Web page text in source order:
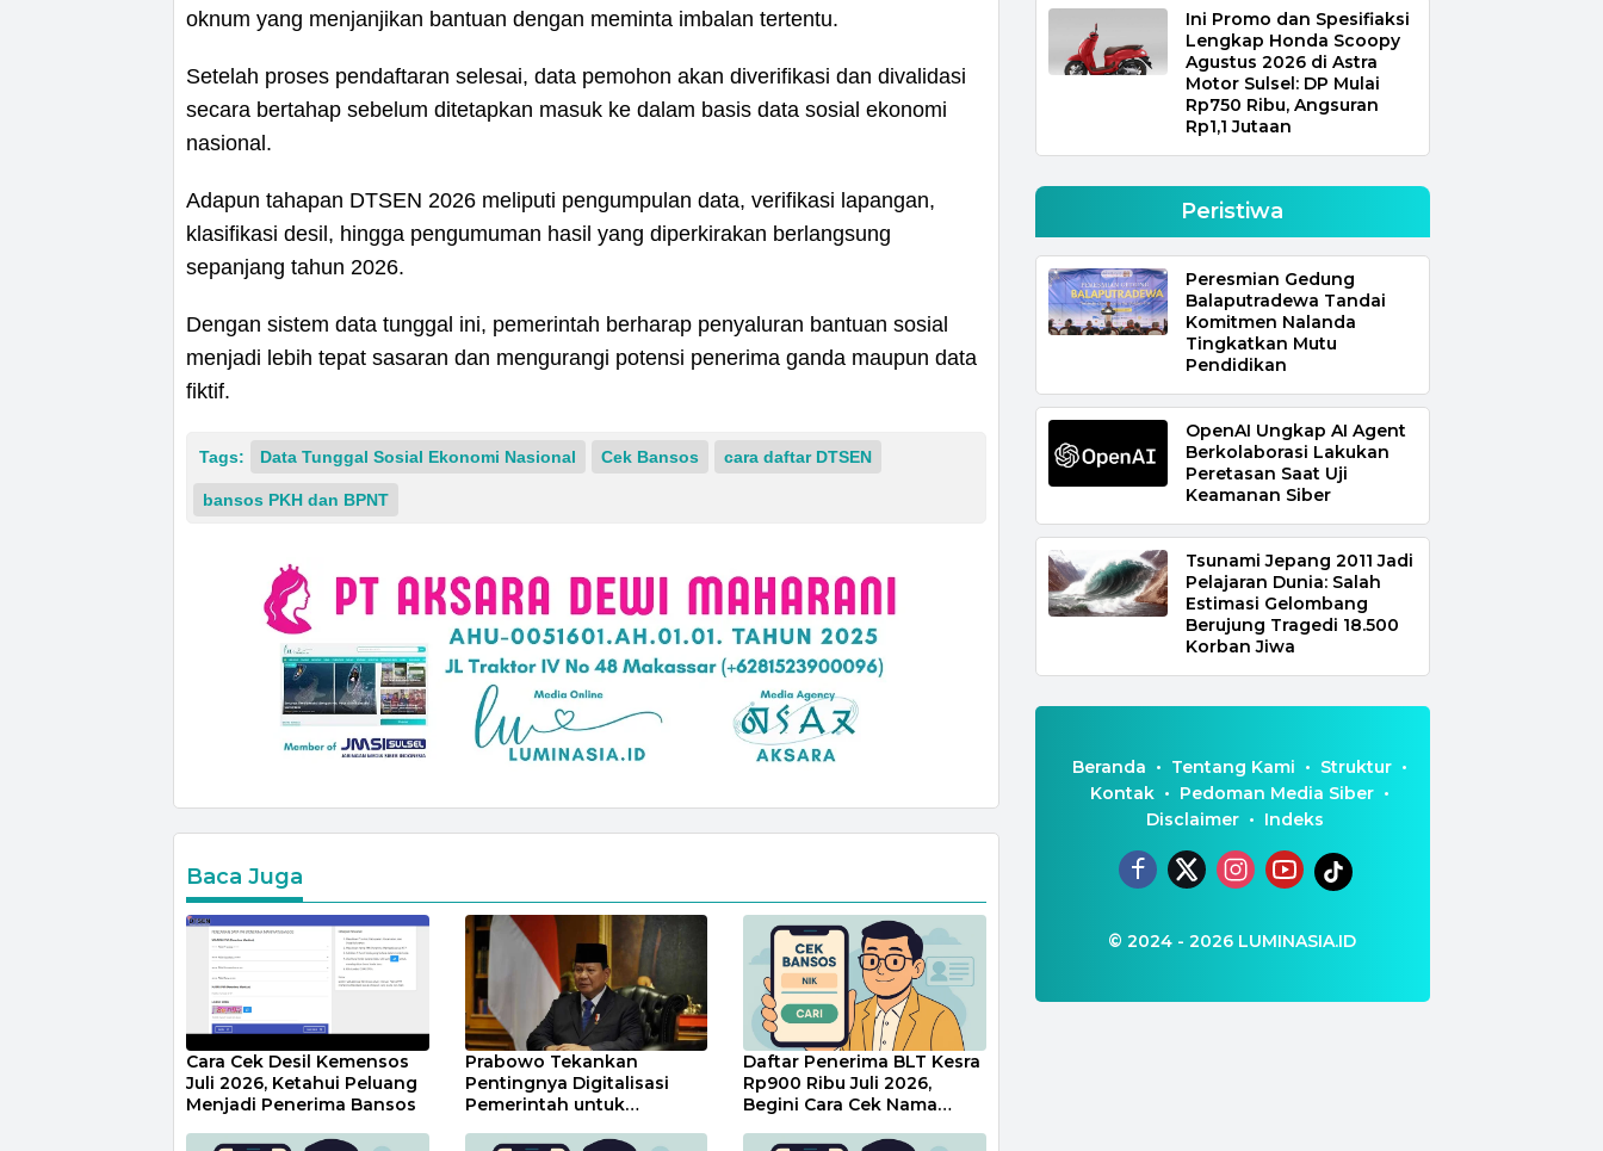
oknum yang menjanjikan bantuan dengan meminta imbalan tertentu.
Setelah proses pendaftaran selesai, data pemohon akan diverifikasi dan divalidasi
secara bertahap sebelum ditetapkan masuk ke dalam basis data sosial ekonomi
nasional.
Adapun tahapan DTSEN 2026 meliputi pengumpulan data, verifikasi lapangan,
klasifikasi desil, hingga pengumuman hasil yang diperkirakan berlangsung
sepanjang tahun 2026.
Dengan sistem data tunggal ini, pemerintah berharap penyaluran bantuan sosial
menjadi lebih tepat sasaran dan mengurangi potensi penerima ganda maupun data
fiktif.
Tags: Data Tunggal Sosial Ekonomi Nasional Cek Bansos cara daftar DTSEN
bansos PKH dan BPNT
Baca Juga
Cara Cek Desil Kemensos
Juli 2026, Ketahui Peluang
Menjadi Penerima Bansos
Prabowo Tekankan
Pentingnya Digitalisasi
Pemerintah untuk
Daftar Penerima BLT Kesra
Rp900 Ribu Juli 2026,
Begini Cara Cek Nama
Ini Promo dan Spesifiaksi
Lengkap Honda Scoopy
Agustus 2026 di Astra
Motor Sulsel: DP Mulai
Rp750 Ribu, Angsuran
Rp1,1 Jutaan
Peristiwa
Peresmian Gedung
Balaputradewa Tandai
Komitmen Nalanda
Tingkatkan Mutu
Pendidikan
OpenAI Ungkap AI Agent
Berkolaborasi Lakukan
Peretasan Saat Uji
Keamanan Siber
Tsunami Jepang 2011 Jadi
Pelajaran Dunia: Salah
Estimasi Gelombang
Berujung Tragedi 18.500
Korban Jiwa
Beranda Tentang Kami
Struktur
Kontak
Pedoman Media Siber
Disclaimer
Indeks
© 2024 - 2026 LUMINASIA.ID